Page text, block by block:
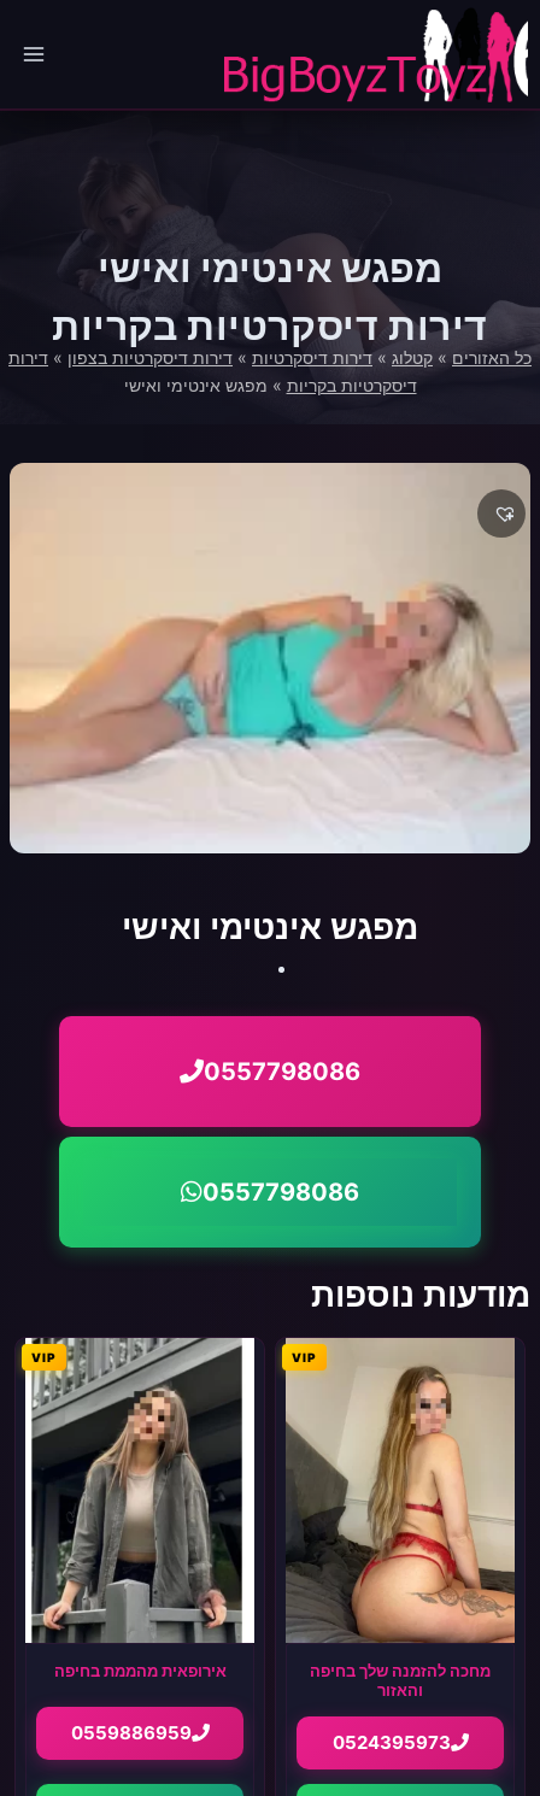
Skip
to
content
מפגש אינטימי ואישי
דירות דיסקרטיות בקריות
כל האזורים » קטלוג »דירות דיסקרטיות » דירות דיסקרטיות בצפון » דירות
דיסקרטיות בקריות » מפגש אינטימי ואישי
מפגש אינטימי ואישי
0557798086
0557798086
מודעות נוספות
VIP
מחכה להזמנה שלך בחיפה
והאזור
0524395973
VIP
אירופאית מהממת בחיפה
0559886959